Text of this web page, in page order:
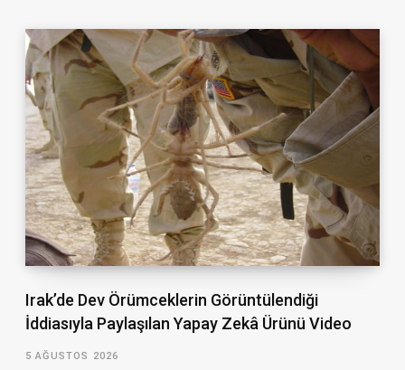
Irak’de Dev Örümceklerin Görüntülendiği
İddiasıyla Paylaşılan Yapay Zekâ Ürünü Video
5 AĞUSTOS 2026